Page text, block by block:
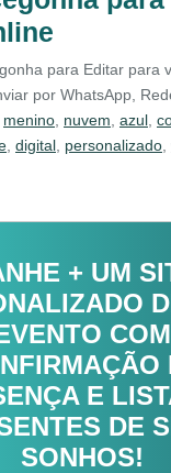
para Editar para
por WhatsApp,
menino nuvem azul
digital personalizado
+ UM
COM
E
DE
SONHOS!